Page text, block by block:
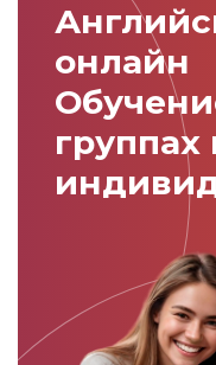
онлайн
группах